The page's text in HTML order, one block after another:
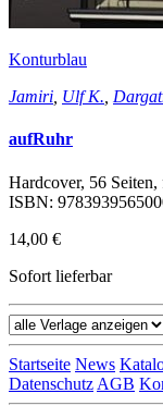
Konturblau
Jamiri Ulf K.
aufRuhr
Hardcover, 56
ISBN:
14,00 €
Sofort lieferbar
Startseite News
Datenschutz AGB